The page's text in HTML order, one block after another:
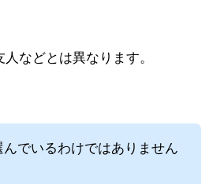
などとは異なります。
んでいるわけではありません